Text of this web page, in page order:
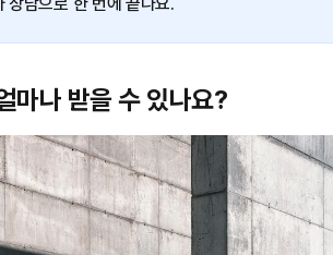
나 받을 수 있나요?